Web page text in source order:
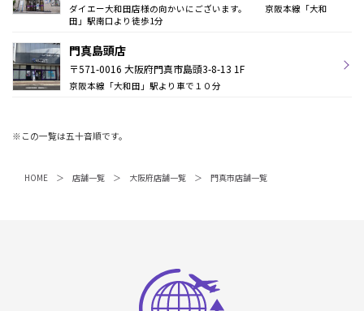
ダイエー大和田店様の向かいにございます。 京阪本線「大和
田」駅南口より徒歩1分
門真島頭店
〒571-0016 大阪府門真市島頭3-8-13 1F
京阪本線「大和田」駅より車で１０分
※この一覧は五十音順です。
HOME 店舗一覧 大阪府店舗一覧 門真市店舗一覧